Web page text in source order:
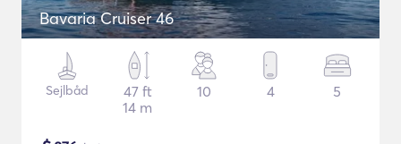
Bavaria Cruiser 46
Sejlbåd
47 ft
14 m
10 4 5